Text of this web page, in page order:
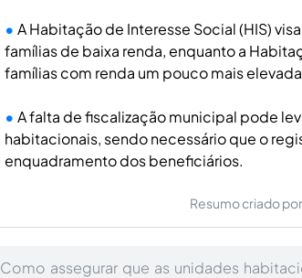
A Habitação de Interesse Social (HIS)
famílias de baixa renda, enquanto a
famílias com renda um pouco mais
A falta de fiscalização municipal pode
habitacionais, sendo necessário que o
enquadramento dos beneficiários.
Resumo criado
Como assegurar que as unidades